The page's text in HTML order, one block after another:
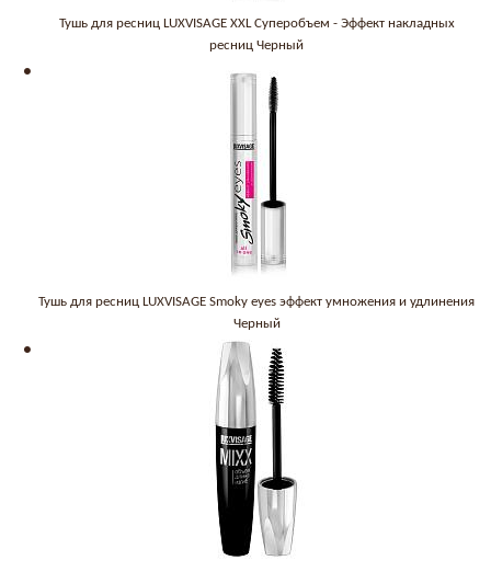
Тушь для ресниц LUXVISAGE XXL Суперобъем - Эффект накладных
ресниц Черный
Тушь для ресниц LUXVISAGE Smoky eyes эффект умножения и удлинения
Черный